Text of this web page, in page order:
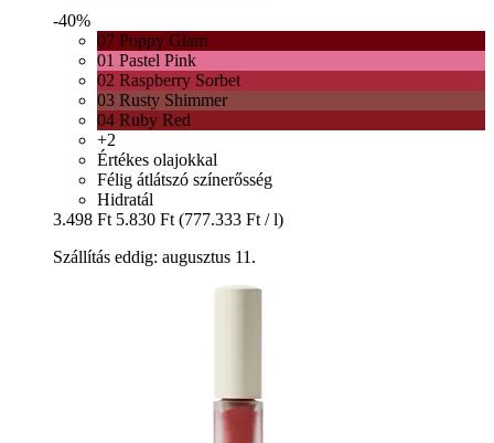
-40%
07 Poppy Glam
01 Pastel Pink
02 Raspberry Sorbet
03 Rusty Shimmer
04 Ruby Red
+2
Értékes olajokkal
Félig átlátszó színerősség
Hidratál
3.498 Ft 5.830 Ft (777.333 Ft / l)
Szállítás eddig: augusztus 11.